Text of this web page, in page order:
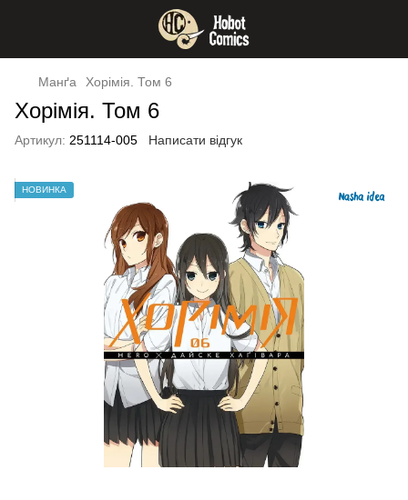
Манґа Хорімія. Том 6
Хорімія. Том 6
Артикул: 251114-005 Написати відгук
НОВИНКА